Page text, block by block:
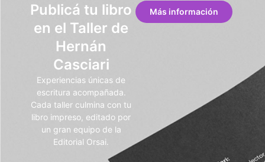
Publicá tu libro
en el Taller de
Hernán
Casciari
Experiencias únicas de
escritura acompañada.
Cada taller culmina con tu
libro impreso, editado por
un gran equipo de la
Editorial Orsai.
Más información